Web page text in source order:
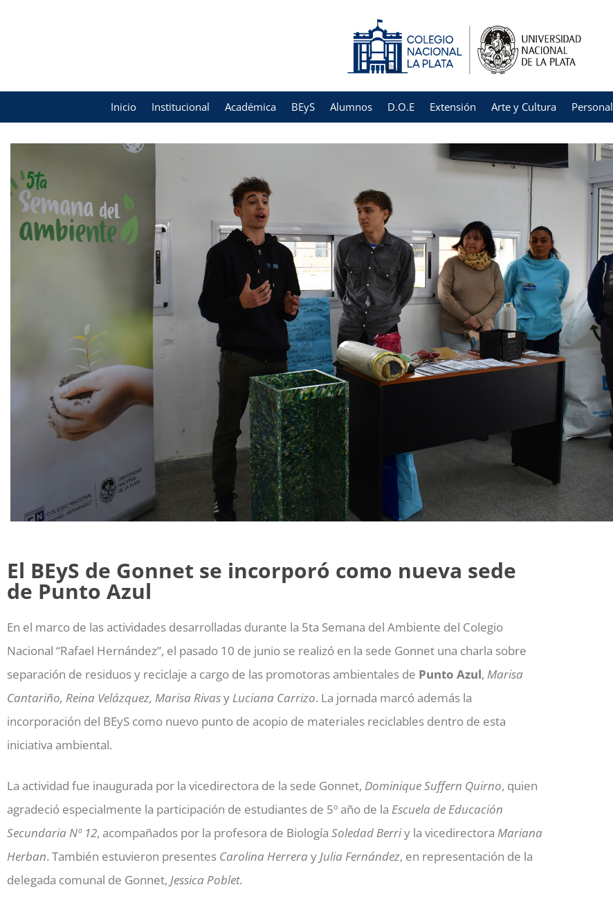
Inicio Institucional Académica BEyS Alumnos D.O.E Extensión Arte y Cultura Personal
El BEyS de Gonnet se incorporó como nueva sede
de Punto Azul
En el marco de las actividades desarrolladas durante la 5ta Semana del Ambiente del Colegio
Nacional “Rafael Hernández”, el pasado 10 de junio se realizó en la sede Gonnet una charla sobre
separación de residuos y reciclaje a cargo de las promotoras ambientales de Punto Azul, Marisa
Cantariño, Reina Velázquez, Marisa RivasyLuciana Carrizo. La jornada marcó además la
incorporación del BEyS como nuevo punto de acopio de materiales reciclables dentro de esta
iniciativa ambiental.
La actividad fue inaugurada por la vicedirectora de la sede Gonnet, Dominique Suffern Quirno, quien
agradeció especialmente la participación de estudiantes de 5º año de la Escuela de Educación
Secundaria Nº 12, acompañados por la profesora de Biología Soledad Berriy la vicedirectora Mariana
Herban. También estuvieron presentes Carolina Herrera yJulia Fernández, en representación de la
delegada comunal de Gonnet, Jessica Poblet.